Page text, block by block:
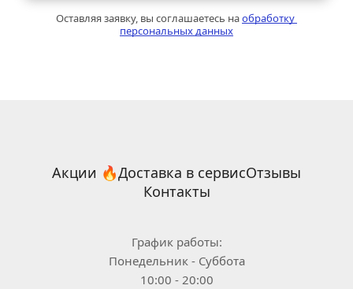
Оставляя заявку, вы соглашаетесь на обработку
персональных данных
Акции 🔥Доставка в сервисОтзывы
Контакты
График работы:
Понедельник - Суббота
10:00 - 20:00